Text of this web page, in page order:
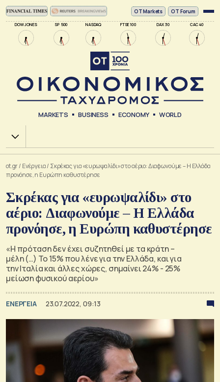
DOW JONES SP 500 NASDAQ FTSE 100 DAX 30 CAC 40
ΟΤ Markets OT Forum
MARKETS BUSINESS ECONOMY WORLD
Χ.Α.
ot.gr/ Ενέργεια/ Σκρέκας για «ευρωψαλίδι» στο αέριο: Διαφωνούμε – Η Ελλάδα
προνόησε, η Ευρώπη καθυστέρησε
Σκρέκας για «ευρωψαλίδι» στο
αέριο: Διαφωνούμε – Η Ελλάδα
προνόησε, η Ευρώπη καθυστέρησε
«Η πρόταση δεν έχει συζητηθεί με τα κράτη –
μέλη (…) Το 15% που λένε για την Ελλάδα, και για
την Ιταλία και άλλες χώρες, σημαίνει 24% - 25%
μείωση φυσικού αερίου»
ΕΝΕΡΓΕΙΑ 23.07.2022, 09:13